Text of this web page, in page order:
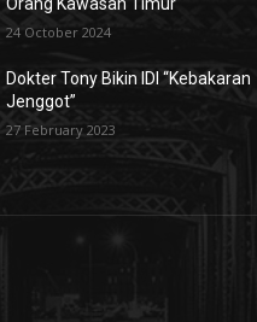
24 October 2024
Dokter Tony Bikin IDI “Kebakaran
Jenggot”
27 February 2023